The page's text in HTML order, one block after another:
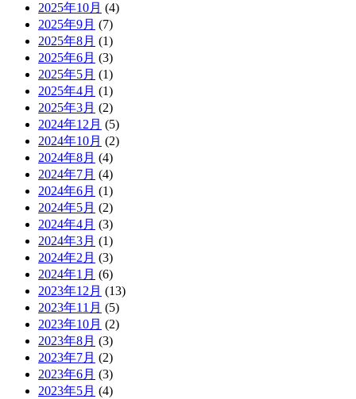
2025年10月 (4)
2025年9月 (7)
2025年8月 (1)
2025年6月 (3)
2025年5月 (1)
2025年4月 (1)
2025年3月 (2)
2024年12月 (5)
2024年10月 (2)
2024年8月 (4)
2024年7月 (4)
2024年6月 (1)
2024年5月 (2)
2024年4月 (3)
2024年3月 (1)
2024年2月 (3)
2024年1月 (6)
2023年12月 (13)
2023年11月 (5)
2023年10月 (2)
2023年8月 (3)
2023年7月 (2)
2023年6月 (3)
2023年5月 (4)